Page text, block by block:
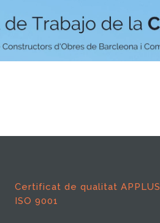
Certificat de qualitat APPLUS
ISO 9001